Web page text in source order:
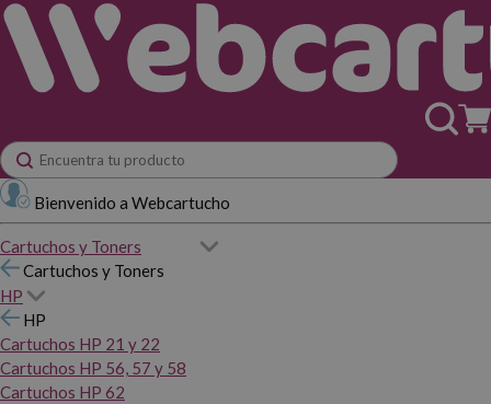
Bienvenido a Webcartucho
Cartuchos y Toners
Cartuchos y Toners
HP
HP
Cartuchos HP 21 y 22
Cartuchos HP 56, 57 y 58
Cartuchos HP 62